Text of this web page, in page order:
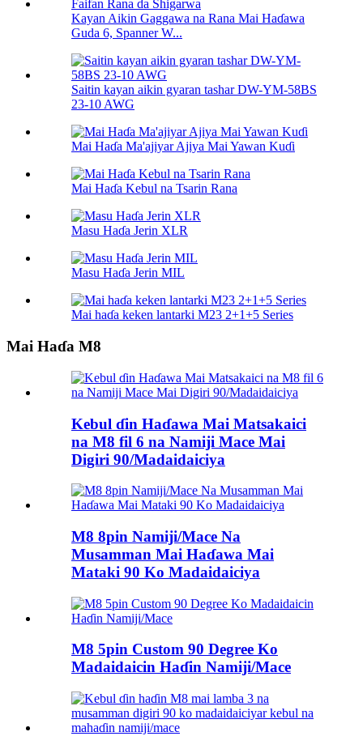
Kayan Aikin Gaggawa na Rana Mai Haɗawa
Guda 6, Spanner W...
Saitin kayan aikin gyaran tashar DW-YM-58BS
23-10 AWG
Mai Haɗa Ma'ajiyar Ajiya Mai Yawan Kuɗi
Mai Haɗa Kebul na Tsarin Rana
Masu Haɗa Jerin XLR
Masu Haɗa Jerin MIL
Mai haɗa keken lantarki M23 2+1+5 Series
Mai Haɗa M8
Kebul ɗin Haɗawa Mai Matsakaici
na M8 fil 6 na Namiji Mace Mai
Digiri 90/Madaidaiciya
M8 8pin Namiji/Mace Na
Musamman Mai Haɗawa Mai
Mataki 90 Ko Madaidaiciya
M8 5pin Custom 90 Degree Ko
Madaidaicin Haɗin Namiji/Mace